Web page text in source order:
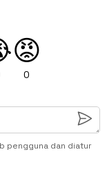
😡
0
pengguna dan diatur